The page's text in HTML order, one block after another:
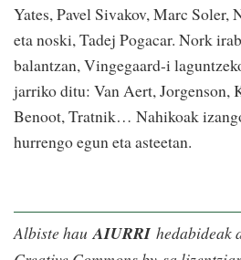
Yates, Pavel Sivakov, Marc
eta noski, Tadej Pogacar. Nork
balantzan, Vingegaard-i
jarriko ditu: Van Aert, Jorgenson,
Benoot, Tratnik… Nahikoak
hurrengo egun eta asteetan.
Albiste hauAIURRI hedabideak